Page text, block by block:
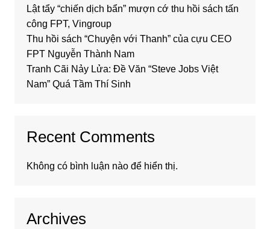
Lật tẩy “chiến dịch bẩn” mượn cớ thu hồi sách tấn
công FPT, Vingroup
Thu hồi sách “Chuyện với Thanh” của cựu CEO
FPT Nguyễn Thành Nam
Tranh Cãi Nảy Lửa: Đề Văn “Steve Jobs Việt
Nam” Quá Tầm Thí Sinh
Recent Comments
Không có bình luận nào để hiển thị.
Archives